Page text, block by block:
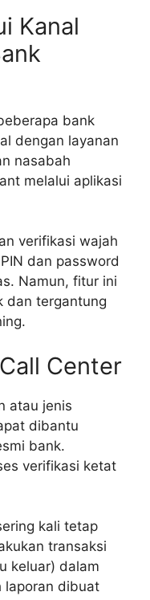
Kanal
bank
dengan layanan
nasabah
melalui aplikasi
verifikasi wajah
dan password
Namun, fitur ini
dan tergantung
Center
atau jenis
dibantu
bank.
verifikasi ketat
kali tetap
transaksi
keluar) dalam
laporan dibuat